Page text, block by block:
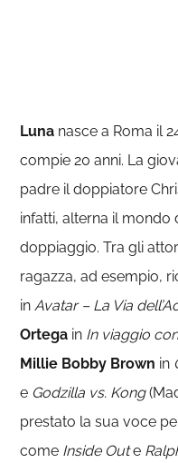
Luna nasce a Roma il
compie 20 anni. La
padre il doppiatore
infatti, alterna il
doppiaggio. Tra gli
ragazza, ad esempio,
inAvatar – La Via
Ortega in In viaggio
Millie Bobby Brown in
e Godzilla vs. Kong
prestato la sua voce
come Inside Oute